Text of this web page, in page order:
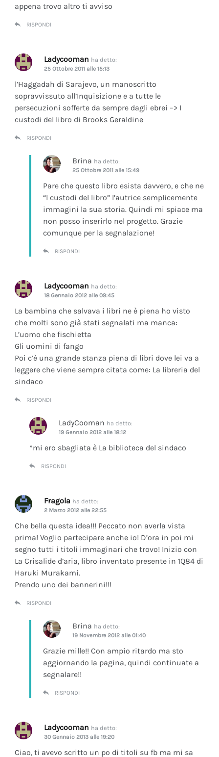
appena trovo altro ti avviso
RISPONDI
Ladycooman ha detto:
25 Ottobre 2011 alle 15:13
l’Haggadah di Sarajevo, un manoscritto
sopravvissuto all’Inquisizione e a tutte le
persecuzioni sofferte da sempre dagli ebrei –> I
custodi del libro di Brooks Geraldine
RISPONDI
Brina ha detto:
25 Ottobre 2011 alle 15:49
Pare che questo libro esista davvero, e che ne
“I custodi del libro” l’autrice semplicemente
immagini la sua storia. Quindi mi spiace ma
non posso inserirlo nel progetto. Grazie
comunque per la segnalazione!
RISPONDI
Ladycooman ha detto:
18 Gennaio 2012 alle 09:45
La bambina che salvava i libri ne è piena ho visto
che molti sono già stati segnalati ma manca:
L’uomo che fischietta
Gli uomini di fango
Poi c’è una grande stanza piena di libri dove lei va a
leggere che viene sempre citata come: La libreria del
sindaco
RISPONDI
LadyCooman ha detto:
19 Gennaio 2012 alle 18:12
*mi ero sbagliata è La biblioteca del sindaco
RISPONDI
Fragola ha detto:
2 Marzo 2012 alle 22:55
Che bella questa idea!!! Peccato non averla vista
prima! Voglio partecipare anche io! D’ora in poi mi
segno tutti i titoli immaginari che trovo! Inizio con
La Crisalide d’aria, libro inventato presente in 1Q84 di
Haruki Murakami.
Prendo uno dei bannerini!!!
RISPONDI
Brina ha detto:
19 Novembre 2012 alle 01:40
Grazie mille!! Con ampio ritardo ma sto
aggiornando la pagina, quindi continuate a
segnalare!!
RISPONDI
Ladycooman ha detto:
30 Gennaio 2013 alle 19:20
Ciao, ti avevo scritto un po di titoli su fb ma mi sa